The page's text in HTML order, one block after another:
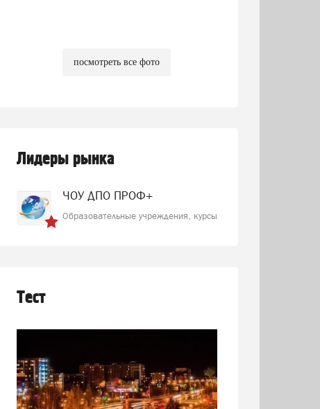
посмотреть все фото
Лидеры рынка
ЧОУ ДПО ПРОФ+
Образовательные учреждения, курсы
Тест